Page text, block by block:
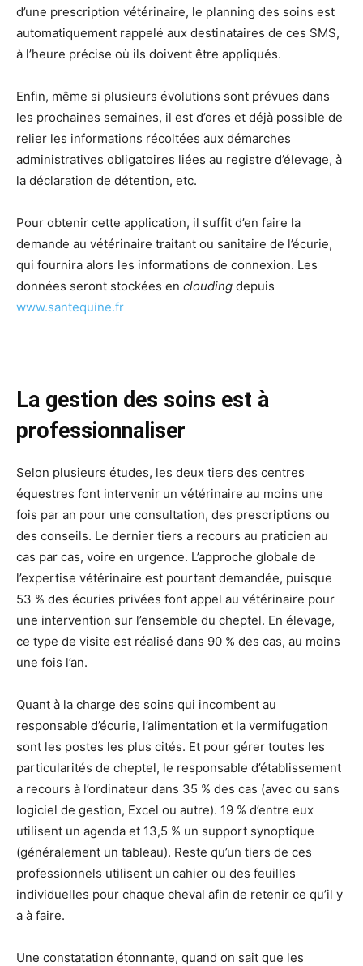
d’une prescription vétérinaire, le planning des soins est
automatiquement rappelé aux destinataires de ces SMS,
à l’heure précise où ils doivent être appliqués.
Enfin, même si plusieurs évolutions sont prévues dans
les prochaines semaines, il est d’ores et déjà possible de
relier les informations récoltées aux démarches
administratives obligatoires liées au registre d’élevage, à
la déclaration de détention, etc.
Pour obtenir cette application, il suffit d’en faire la
demande au vétérinaire traitant ou sanitaire de l’écurie,
qui fournira alors les informations de connexion. Les
données seront stockées en clouding depuis
www.santequine.fr
La gestion des soins est à
professionnaliser
Selon plusieurs études, les deux tiers des centres
équestres font intervenir un vétérinaire au moins une
fois par an pour une consultation, des prescriptions ou
des conseils. Le dernier tiers a recours au praticien au
cas par cas, voire en urgence. L’approche globale de
l’expertise vétérinaire est pourtant demandée, puisque
53 % des écuries privées font appel au vétérinaire pour
une intervention sur l’ensemble du cheptel. En élevage,
ce type de visite est réalisé dans 90 % des cas, au moins
une fois l’an.
Quant à la charge des soins qui incombent au
responsable d’écurie, l’alimentation et la vermifugation
sont les postes les plus cités. Et pour gérer toutes les
particularités de cheptel, le responsable d’établissement
a recours à l’ordinateur dans 35 % des cas (avec ou sans
logiciel de gestion, Excel ou autre). 19 % d’entre eux
utilisent un agenda et 13,5 % un support synoptique
(généralement un tableau). Reste qu’un tiers de ces
professionnels utilisent un cahier ou des feuilles
individuelles pour chaque cheval afin de retenir ce qu’il y
a à faire.
Une constatation étonnante, quand on sait que les